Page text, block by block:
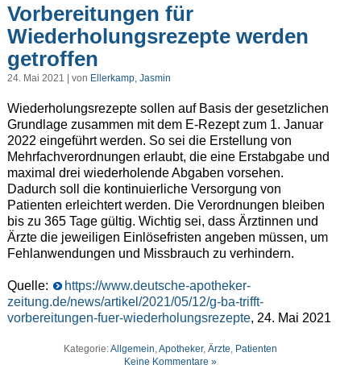
Vorbereitungen für
Wiederholungsrezepte werden
getroffen
24. Mai 2021 | von Ellerkamp, Jasmin
Wiederholungsrezepte sollen auf Basis der gesetzlichen
Grundlage zusammen mit dem E-Rezept zum 1. Januar
2022 eingeführt werden. So sei die Erstellung von
Mehrfachverordnungen erlaubt, die eine Erstabgabe und
maximal drei wiederholende Abgaben vorsehen.
Dadurch soll die kontinuierliche Versorgung von
Patienten erleichtert werden. Die Verordnungen bleiben
bis zu 365 Tage gültig. Wichtig sei, dass Ärztinnen und
Ärzte die jeweiligen Einlösefristen angeben müssen, um
Fehlanwendungen und Missbrauch zu verhindern.
Quelle:
https://www.deutsche-apotheker-
zeitung.de/news/artikel/2021/05/12/g-ba-trifft-
vorbereitungen-fuer-wiederholungsrezepte, 24. Mai 2021
Kategorie:Allgemein,Apotheker,Ärzte, Patienten
Keine Kommentare »